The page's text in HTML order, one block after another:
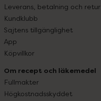
Leverans, betalning och retur
Kundklubb
Sajtens tillgänglighet
App
Köpvillkor
Om recept och läkemedel
Fullmakter
Högkostnadsskyddet